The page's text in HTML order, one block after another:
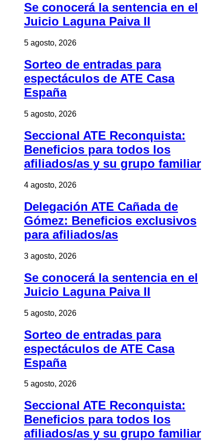
Se conocerá la sentencia en el
Juicio Laguna Paiva II
5 agosto, 2026
Sorteo de entradas para
espectáculos de ATE Casa
España
5 agosto, 2026
Seccional ATE Reconquista:
Beneficios para todos los
afiliados/as y su grupo familiar
4 agosto, 2026
Delegación ATE Cañada de
Gómez: Beneficios exclusivos
para afiliados/as
3 agosto, 2026
Se conocerá la sentencia en el
Juicio Laguna Paiva II
5 agosto, 2026
Sorteo de entradas para
espectáculos de ATE Casa
España
5 agosto, 2026
Seccional ATE Reconquista:
Beneficios para todos los
afiliados/as y su grupo familiar